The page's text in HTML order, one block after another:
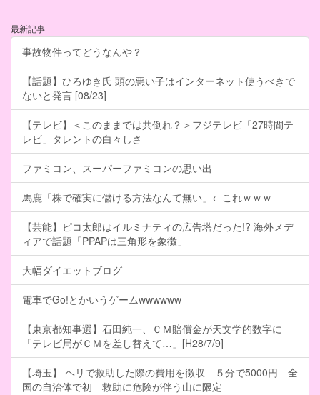
最新記事
事故物件ってどうなんや？
【話題】ひろゆき氏 頭の悪い子はインターネット使うべきで
ないと発言 [08/23]
【テレビ】＜このままでは共倒れ？＞フジテレビ「27時間テ
レビ」タレントの白々しさ
ファミコン、スーパーファミコンの思い出
馬鹿「株で確実に儲ける方法なんて無い」←これｗｗｗ
【芸能】ピコ太郎はイルミナティの広告塔だった!? 海外メデ
ィアで話題「PPAPは三角形を象徴」
大幅ダイエットブログ
電車でGo!とかいうゲームwwwwww
【東京都知事選】石田純一、ＣＭ賠償金が天文学的数字に
「テレビ局がＣＭを差し替えて…」[H28/7/9]
【埼玉】 ヘリで救助した際の費用を徴収 ５分で5000円 全
国の自治体で初 救助に危険が伴う山に限定